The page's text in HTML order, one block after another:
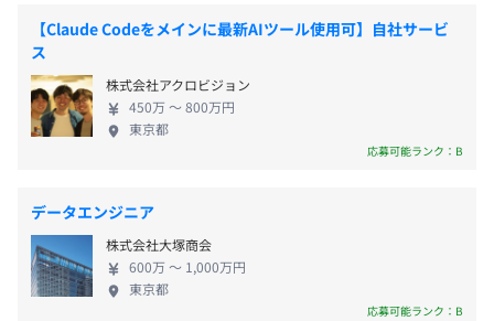
学会やプログラミングコンテストの参加は出社扱い
必要な書籍購入は全額会社負担
・英語力向上
オンライン英会話の補助
相談の上、ご希望のマシンを支給いたします。
・完全週休2日制(土・日・祝日)
・夏季休暇
・年末年始休暇
諸手当：
・通勤手当：上限6万円/月
ァクトリー、スマートシティなど様々な業界の顧客
と関わり、画像処理/信号処理/リアルタイム制御/人
工知能などあらゆるソフトウェア開発の経験を積む
ことができます。また、SoC/組み込み/PC/大規模ク
ラスタなどあらゆるプラットフォーム、
CPU/GPU/FPGAや最新のAIチップ、量子コンピュー
る機会があります。 本格的なAI/IoT社会の到来とと
もにデータ量は爆発的に増加していきます。それらを
限られた時間内に限られたコンピュータ資源で効率
的に処理するための技術を習得することができます。
■ソフトウェア高速化に領域特化した事業戦略で、
【Claude Codeをメインに最新AIツール使用可】自社サービ
ス
株式会社アクロビジョン
450万 〜 800万円
東京都
応募可能ランク：B
データエンジニア
株式会社大塚商会
600万 〜 1,000万円
東京都
応募可能ランク：B